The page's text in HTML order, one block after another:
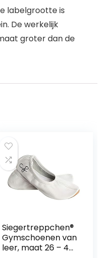
labelgrootte is
De werkelijk
groter dan de
Siegertreppchen®
Gymschoenen van
leer, maat 26 – 40,